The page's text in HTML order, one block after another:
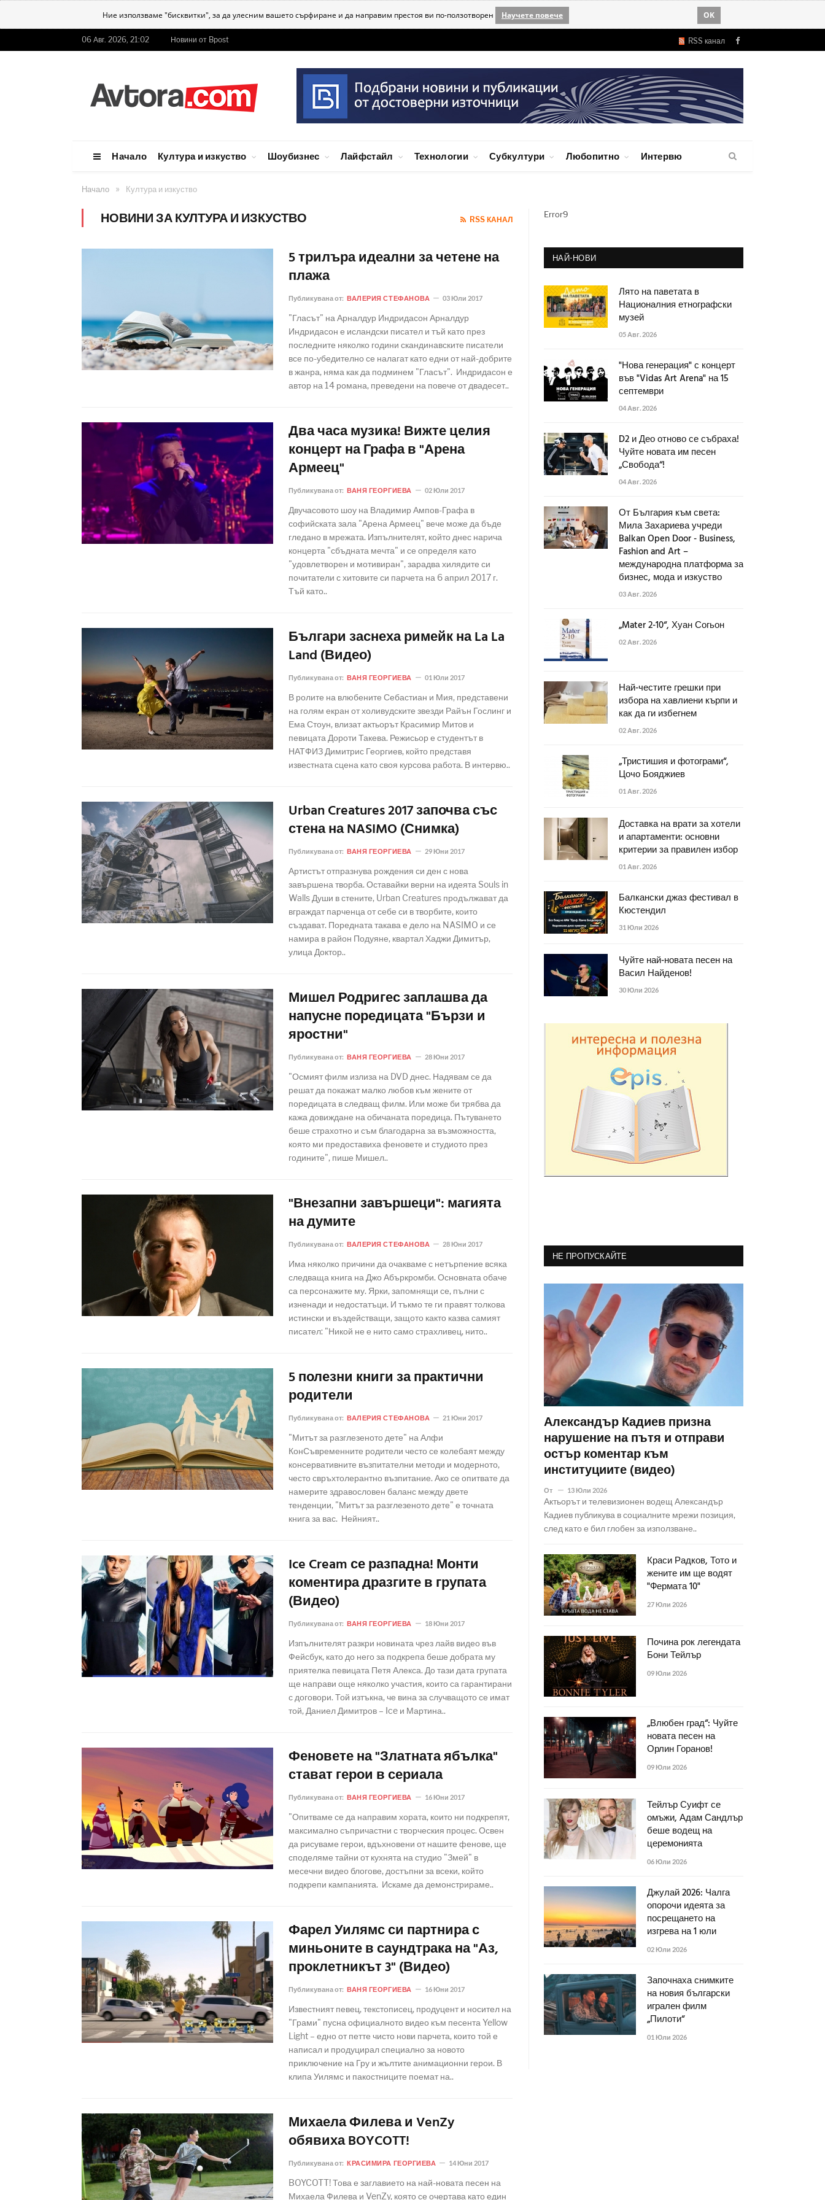
Ние използваме "бисквитки", за да улесним вашето сърфиране и да направим престоя ви по-ползотворен Научете повече OK
06 Авг. 2026, 21:02 Новини от Bpost RSS канал Facebook
Начало Култура и изкуство Шоубизнес Лайфстайл Технологии Субкултури Любопитно Интервю
Начало » Култура и изкуство
НОВИНИ ЗА КУЛТУРА И ИЗКУСТВО RSS КАНАЛ
5 трилъра идеални за четене на
плажа
Публикувана от: ВАЛЕРИЯ СТЕФАНОВА 03 Юли 2017
"Гласът" на Арналдур Индридасон Арналдур
Индридасон е исландски писател и тъй като през
последните няколко години скандинавските писатели
все по-убедително се налагат като едни от най-добрите
в жанра, няма как да подминем "Гласът". Индридасон е
автор на 14 романа, преведени на повече от двадесет..
Два часа музика! Вижте целия
концерт на Графа в "Арена
Армеец"
Публикувана от: ВАНЯ ГЕОРГИЕВА 02 Юли 2017
Двучасовото шоу на Владимир Ампов-Графа в
софийската зала "Арена Армеец" вече може да бъде
гледано в мрежата. Изпълнителят, който днес нарича
концерта "сбъдната мечта" и се определя като
"удовлетворен и мотивиран", зарадва хилядите си
почитатели с хитовите си парчета на 6 април 2017 г.
Тъй като..
Българи заснеха римейк на La La
Land (Видео)
Публикувана от: ВАНЯ ГЕОРГИЕВА 01 Юли 2017
В ролите на влюбените Себастиан и Мия, представени
на голям екран от холивудските звезди Райън Гослинг и
Ема Стоун, влизат актьорът Красимир Митов и
певицата Дороти Такева. Режисьор е студентът в
НАТФИЗ Димитрис Георгиев, който представя
известната сцена като своя курсова работа. В интервю..
Urban Creatures 2017 започва със
стена на NASIMO (Снимка)
Публикувана от: ВАНЯ ГЕОРГИЕВА 29 Юни 2017
Артистът отпразнува рождения си ден с нова
завършена творба. Оставайки верни на идеята Souls in
Walls Души в стените, Urban Creatures продължават да
вграждат парченца от себе си в творбите, които
създават. Поредната такава е дело на NASIMO и се
намира в район Подуяне, квартал Хаджи Димитър,
улица Доктор..
Мишел Родригес заплашва да
напусне поредицата "Бързи и
яростни"
Публикувана от: ВАНЯ ГЕОРГИЕВА 28 Юни 2017
"Осмият филм излиза на DVD днес. Надявам се да
решат да покажат малко любов към жените от
поредицата в следващ филм. Или може би трябва да
кажа довиждане на обичаната поредица. Пътуването
беше страхотно и съм благодарна за възможността,
която ми предоставиха феновете и студиото през
годините", пише Мишел..
"Внезапни завършеци": магията
на думите
Публикувана от: ВАЛЕРИЯ СТЕФАНОВА 28 Юни 2017
Има няколко причини да очакваме с нетърпение всяка
следваща книга на Джо Абъркромби. Основната обаче
са персонажите му. Ярки, запомнящи се, пълни с
изненади и недостатъци. И тъкмо те ги правят толкова
истински и въздействащи, защото както казва самият
писател: "Никой не е нито само страхливец, нито..
5 полезни книги за практични
родители
Публикувана от: ВАЛЕРИЯ СТЕФАНОВА 21 Юни 2017
"Митът за разглезеното дете" на Алфи
КонСъвременните родители често се колебаят между
консервативните възпитателни методи и модерното,
често свръхтолерантно възпитание. Ако се опитвате да
намерите здравословен баланс между двете
тенденции, "Митът за разглезеното дете" е точната
книга за вас. Нейният..
Ice Cream се разпадна! Монти
коментира дразгите в групата
(Видео)
Публикувана от: ВАНЯ ГЕОРГИЕВА 18 Юни 2017
Изпълнителят разкри новината чрез лайв видео във
Фейсбук, като до него за подкрепа беше добрата му
приятелка певицата Петя Алекса. До тази дата групата
ще направи още няколко участия, които са гарантирани
с договори. Той изтъкна, че вина за случващото се имат
той, Даниел Димитров – Ice и Мартина..
Феновете на "Златната ябълка"
стават герои в сериала
Публикувана от: ВАНЯ ГЕОРГИЕВА 16 Юни 2017
"Опитваме се да направим хората, които ни подкрепят,
максимално съпричастни с творческия процес. Освен
да рисуваме герои, вдъхновени от нашите фенове, ще
споделяме тайни от кухнята на студио "Змей" в
месечни видео блогове, достъпни за всеки, който
подкрепи кампанията. Искаме да демонстрираме..
Фарел Уилямс си партнира с
миньоните в саундтрака на "Аз,
проклетникът 3" (Видео)
Публикувана от: ВАНЯ ГЕОРГИЕВА 16 Юни 2017
Известният певец, текстописец, продуцент и носител на
"Грами" пусна официалното видео към песента Yellow
Light – едно от петте чисто нови парчета, които той е
написал и продуцирал специално за новото
приключение на Гру и жълтите анимационни герои. В
клипа Уилямс и пакостниците поемат на..
Михаела Филева и VenZy
обявиха BOYCOTT!
Публикувана от: КРАСИМИРА ГЕОРГИЕВА 14 Юни 2017
BOYCOTT! Това е заглавието на най-новата песен на
Михаела Филева и VenZy, която се очертава като един
Error9
НАЙ-НОВИ
Лято на паветата в
Националния етнографски
музей
05 Авг. 2026
"Нова генерация" с концерт
във "Vidas Art Arena" на 15
септември
04 Авг. 2026
D2 и Део отново се събраха!
Чуйте новата им песен
„Свобода“!
04 Авг. 2026
От България към света:
Мила Захариева учреди
Balkan Open Door - Business,
Fashion and Art –
международна платформа за
бизнес, мода и изкуство
03 Авг. 2026
„Mater 2-10“, Хуан Согьон
02 Авг. 2026
Най-честите грешки при
избора на хавлиени кърпи и
как да ги избегнем
02 Авг. 2026
„Тристишия и фотограми“,
Цочо Бояджиев
01 Авг. 2026
Доставка на врати за хотели
и апартаменти: основни
критерии за правилен избор
01 Авг. 2026
Балкански джаз фестивал в
Кюстендил
31 Юли 2026
Чуйте най-новата песен на
Васил Найденов!
30 Юли 2026
НЕ ПРОПУСКАЙТЕ
Александър Кадиев призна
нарушение на пътя и отправи
остър коментар към
институциите (видео)
От 13 Юли 2026
Актьорът и телевизионен водещ Александър
Кадиев публикува в социалните мрежи позиция,
след като е бил глобен за използване..
Краси Радков, Тото и
жените им ще водят
"Фермата 10"
27 Юли 2026
Почина рок легендата
Бони Тейлър
09 Юли 2026
„Влюбен град“: Чуйте
новата песен на
Орлин Горанов!
09 Юли 2026
Тейлър Суифт се
омъжи, Адам Сандлър
беше водещ на
церемонията
06 Юли 2026
Джулай 2026: Чалга
опорочи идеята за
посрещането на
изгрева на 1 юли
02 Юли 2026
Започнаха снимките
на новия български
игрален филм
„Пилоти“
01 Юли 2026